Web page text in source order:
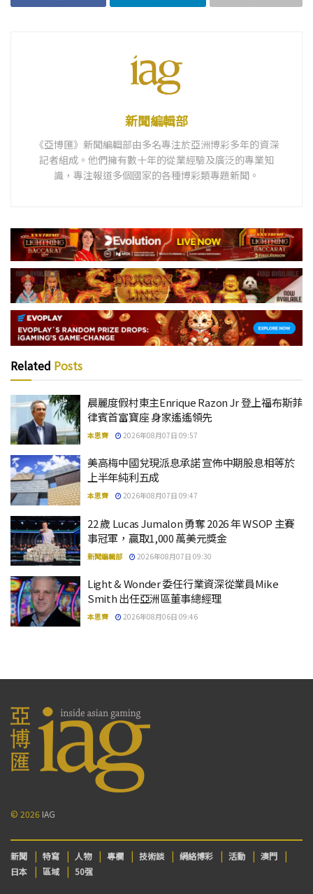
新聞編輯部
《亞博匯》新聞編輯部由多名專注於亞洲博彩多年的資深
記者組成。他們擁有數十年的從業經驗及廣泛的專業知
識，專注報道多個國家的各種博彩類專題新聞。
Related Posts
晨麗度假村東主Enrique Razon Jr 登上福布斯菲
律賓首富寶座 身家遙遙領先
本思齊 2026年08月07日 09:57
美高梅中國兌現派息承諾 宣佈中期股息相等於
上半年純利五成
本思齊 2026年08月07日 09:47
22 歲 Lucas Jumalon 勇奪 2026 年 WSOP 主賽
事冠軍，贏取1,000 萬美元獎金
新聞編輯部 2026年08月07日 09:30
Light & Wonder 委任行業資深從業員Mike
Smith 出任亞洲區董事總經理
本思齊 2026年08月06日 09:46
© 2026 IAG
新聞 特寫 人物 專欄 技術談 網絡博彩 活動
澳門
日本
區域 50强